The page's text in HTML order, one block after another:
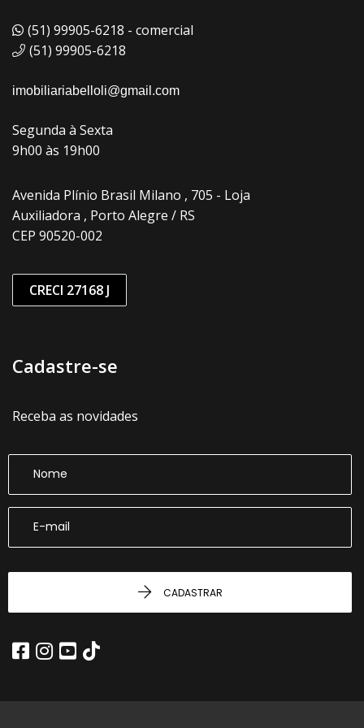
(51) 99905-6218 - comercial
(51) 99905-6218
imobiliariabelloli@gmail.com
Segunda à Sexta
9h00 às 19h00
Avenida Plínio Brasil Milano , 705 - Loja
Auxiliadora , Porto Alegre / RS
CEP 90520-002
CRECI 27168 J
Cadastre-se
Receba as novidades
CADASTRAR